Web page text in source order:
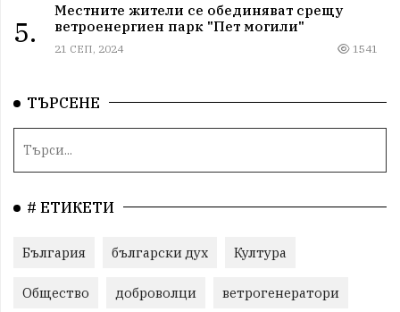
5.
Местните жители се обединяват срещу
ветроенергиен парк "Пет могили"
21 СЕП, 2024 1541
ТЪРСЕНЕ
# ЕТИКЕТИ
България български дух Култура
Общество доброволци ветрогенератори